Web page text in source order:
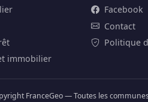
immobilier
Facebook
Contact
Politique
FranceGeo — Toutes les